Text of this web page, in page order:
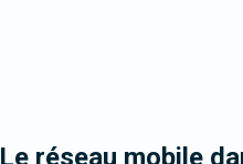
Le réseau mobile